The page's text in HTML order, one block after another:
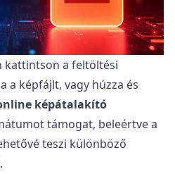
kattintson a feltöltési
a képfájlt, vagy húzza és
képátalakító
támogat, beleértve a
teszi különböző